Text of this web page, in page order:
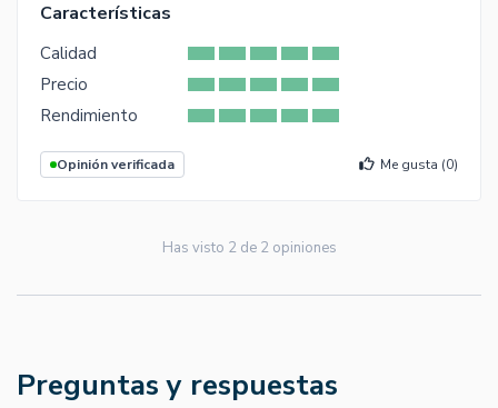
Características
Calidad
Precio
Rendimiento
Opinión verificada Me gusta (0)
Has visto 2de 2opiniones
Preguntas y respuestas